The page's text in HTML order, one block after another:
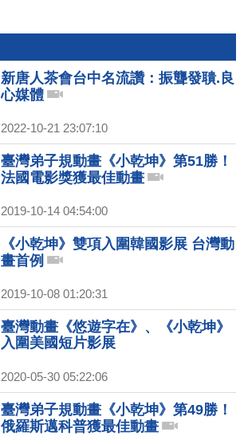
新唐人茶會台中名流讚：振聾發聵.良
心媒體
2022-10-21 23:07:10
臺灣弟子規動畫《小乾坤》第51勝！
法國電影獎獲最佳動畫
2019-10-14 04:54:00
《小乾坤》雙項入圍韓國影展 台灣動
畫首例
2019-10-08 01:20:31
臺灣動畫《悠遊字在》、《小乾坤》
入圍美國短片影展
2020-05-30 05:22:06
臺灣弟子規動畫《小乾坤》第49勝！
俄羅斯邁科普獲最佳動畫